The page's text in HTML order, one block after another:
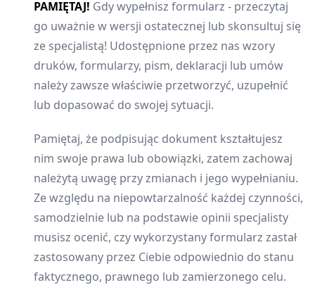
PAMIĘTAJ! Gdy wypełnisz formularz - przeczytaj
go uważnie w wersji ostatecznej lub skonsultuj się
ze specjalistą! Udostępnione przez nas wzory
druków, formularzy, pism, deklaracji lub umów
należy zawsze właściwie przetworzyć, uzupełnić
lub dopasować do swojej sytuacji.
Pamiętaj, że podpisując dokument kształtujesz
nim swoje prawa lub obowiązki, zatem zachowaj
należytą uwagę przy zmianach i jego wypełnianiu.
Ze względu na niepowtarzalność każdej czynności,
samodzielnie lub na podstawie opinii specjalisty
musisz ocenić, czy wykorzystany formularz zastał
zastosowany przez Ciebie odpowiednio do stanu
faktycznego, prawnego lub zamierzonego celu.